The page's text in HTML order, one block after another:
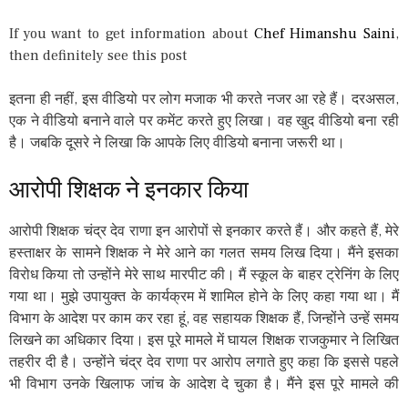
If you want to get information about Chef Himanshu Saini,
then definitely see this post
इतना ही नहीं, इस वीडियो पर लोग मजाक भी करते नजर आ रहे हैं। दरअसल,
एक ने वीडियो बनाने वाले पर कमेंट करते हुए लिखा। वह खुद वीडियो बना रही
है। जबकि दूसरे ने लिखा कि आपके लिए वीडियो बनाना जरूरी था।
आरोपी शिक्षक ने इनकार किया
आरोपी शिक्षक चंद्र देव राणा इन आरोपों से इनकार करते हैं। और कहते हैं, मेरे
हस्ताक्षर के सामने शिक्षक ने मेरे आने का गलत समय लिख दिया। मैंने इसका
विरोध किया तो उन्होंने मेरे साथ मारपीट की। मैं स्कूल के बाहर ट्रेनिंग के लिए
गया था। मुझे उपायुक्त के कार्यक्रम में शामिल होने के लिए कहा गया था। मैं
विभाग के आदेश पर काम कर रहा हूं, वह सहायक शिक्षक हैं, जिन्होंने उन्हें समय
लिखने का अधिकार दिया। इस पूरे मामले में घायल शिक्षक राजकुमार ने लिखित
तहरीर दी है। उन्होंने चंद्र देव राणा पर आरोप लगाते हुए कहा कि इससे पहले
भी विभाग उनके खिलाफ जांच के आदेश दे चुका है। मैंने इस पूरे मामले की